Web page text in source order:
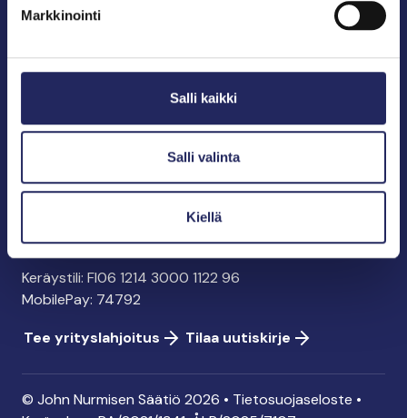
Markkinointi
Salli kaikki
Salli valinta
Kiellä
info@jnfoundation.fi
Kaikki yhteystiedot
Tee lahjoitus
Keräystili: FI06 1214 3000 1122 96
MobilePay: 74792
Tee yrityslahjoitus
Tilaa uutiskirje
© John Nurmisen Säätiö 2026 • Tietosuojaseloste •